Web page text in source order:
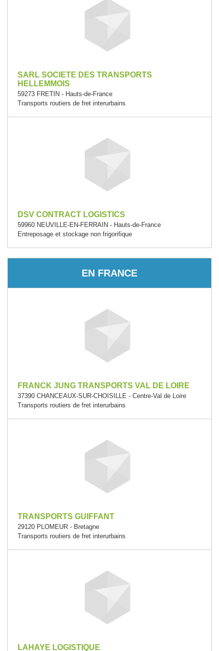
SARL SOCIETE DES TRANSPORTS
HELLEMMOIS
59273 FRETIN - Hauts-de-France
Transports routiers de fret interurbains
DSV CONTRACT LOGISTICS
59960 NEUVILLE-EN-FERRAIN - Hauts-de-France
Entreposage et stockage non frigorifique
EN FRANCE
FRANCK JUNG TRANSPORTS VAL DE LOIRE
37390 CHANCEAUX-SUR-CHOISILLE - Centre-Val de Loire
Transports routiers de fret interurbains
TRANSPORTS GUIFFANT
29120 PLOMEUR - Bretagne
Transports routiers de fret interurbains
LAHAYE LOGISTIQUE